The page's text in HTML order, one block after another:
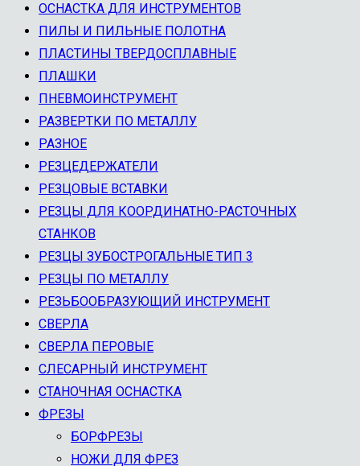
ОСНАСТКА ДЛЯ ИНСТРУМЕНТОВ
ПИЛЫ И ПИЛЬНЫЕ ПОЛОТНА
ПЛАСТИНЫ ТВЕРДОСПЛАВНЫЕ
ПЛАШКИ
ПНЕВМОИНСТРУМЕНТ
РАЗВЕРТКИ ПО МЕТАЛЛУ
РАЗНОЕ
РЕЗЦЕДЕРЖАТЕЛИ
РЕЗЦОВЫЕ ВСТАВКИ
РЕЗЦЫ ДЛЯ КООРДИНАТНО-РАСТОЧНЫХ
СТАНКОВ
РЕЗЦЫ ЗУБОСТРОГАЛЬНЫЕ ТИП 3
РЕЗЦЫ ПО МЕТАЛЛУ
РЕЗЬБООБРАЗУЮЩИЙ ИНСТРУМЕНТ
СВЕРЛА
СВЕРЛА ПЕРОВЫЕ
СЛЕСАРНЫЙ ИНСТРУМЕНТ
СТАНОЧНАЯ ОСНАСТКА
ФРЕЗЫ
БОРФРЕЗЫ
НОЖИ ДЛЯ ФРЕЗ